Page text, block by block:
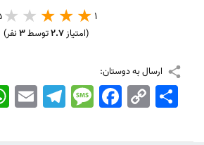
1
(امتیاز2.7توسط3نفر)
ارسال به دوستان:
EmailTelegramMessageFacebook Copy
Link
اشتراک